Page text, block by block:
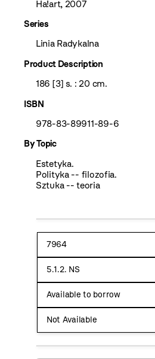
Ha!art, 2007
Series
Linia Radykalna
Product Description
186 [3] s. : 20 cm.
ISBN
978-83-89911-89-6
By Topic
Estetyka.
Polityka -- filozofia.
Sztuka -- teoria
7964
5.1.2. NS
Available to borrow
Not Available